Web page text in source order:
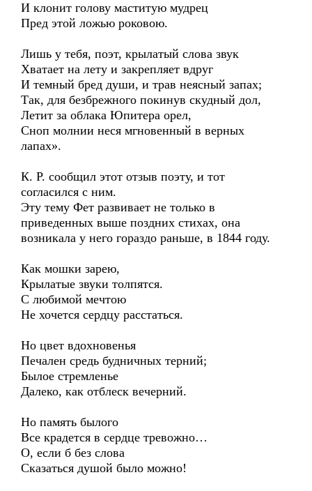
И клонит голову маститую мудрец
Пред этой ложью роковою.
Лишь у тебя, поэт, крылатый слова звук
Хватает на лету и закрепляет вдруг
И темный бред души, и трав неясный запах;
Так, для безбрежного покинув скудный дол,
Летит за облака Юпитера орел,
Сноп молнии неся мгновенный в верных
лапах».
К. Р. сообщил этот отзыв поэту, и тот
согласился с ним.
Эту тему Фет развивает не только в
приведенных выше поздних стихах, она
возникала у него гораздо раньше, в 1844 году.
Как мошки зарею,
Крылатые звуки толпятся.
С любимой мечтою
Не хочется сердцу расстаться.
Но цвет вдохновенья
Печален средь будничных терний;
Былое стремленье
Далеко, как отблеск вечерний.
Но память былого
Все крадется в сердце тревожно…
О, если б без слова
Сказаться душой было можно!